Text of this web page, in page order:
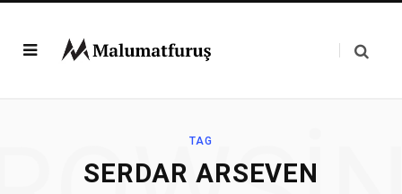
TAG
SERDAR ARSEVEN